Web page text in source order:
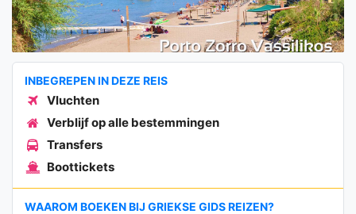
INBEGREPEN IN DEZE REIS
Vluchten
Verblijf op alle bestemmingen
Transfers
Boottickets
WAAROM BOEKEN BIJ GRIEKSE GIDS REIZEN?